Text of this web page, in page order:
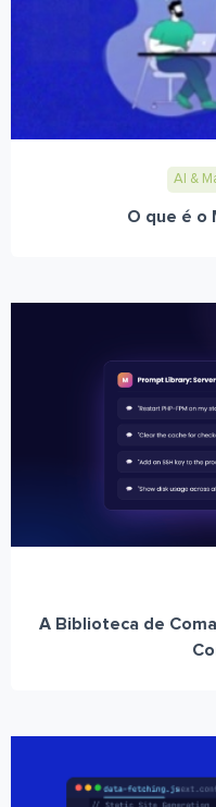
AI &
O que é o
A Biblioteca de